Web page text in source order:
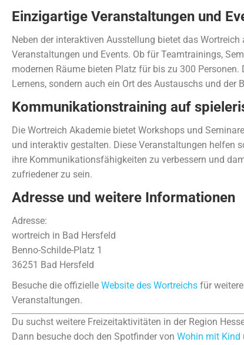
Einzigartige Veranstaltungen und
Neben der interaktiven Ausstellung bietet das
Veranstaltungen und Events. Ob für Teamtrainings,
modernen Räume bieten Platz für bis zu 300
Lernens, sondern auch ein Ort des Austauschs und der
Kommunikationstraining auf
Die Wortreich Akademie bietet Workshops und
und interaktiv gestalten. Diese Veranstaltungen helfen
ihre Kommunikationsfähigkeiten zu verbessern und
zufriedener zu sein.
Adresse und weitere Informationen
Adresse:
wortreich in Bad Hersfeld
Benno-Schilde-Platz 1
36251 Bad Hersfeld
Besuche die offizielle Website des Wortreichs für
Veranstaltungen.
Du suchst weitere Freizeitaktivitäten in der Region
Dann besuche doch den Spotfinder von Wohin mit Kind